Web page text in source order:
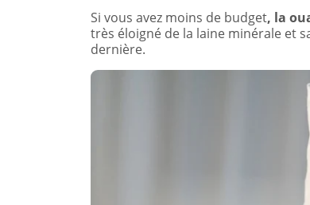
Si vous avez moins de budget, la
très éloigné de la laine minérale et
dernière.